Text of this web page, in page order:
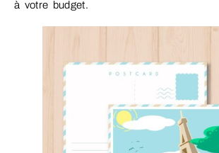
à votre budget.